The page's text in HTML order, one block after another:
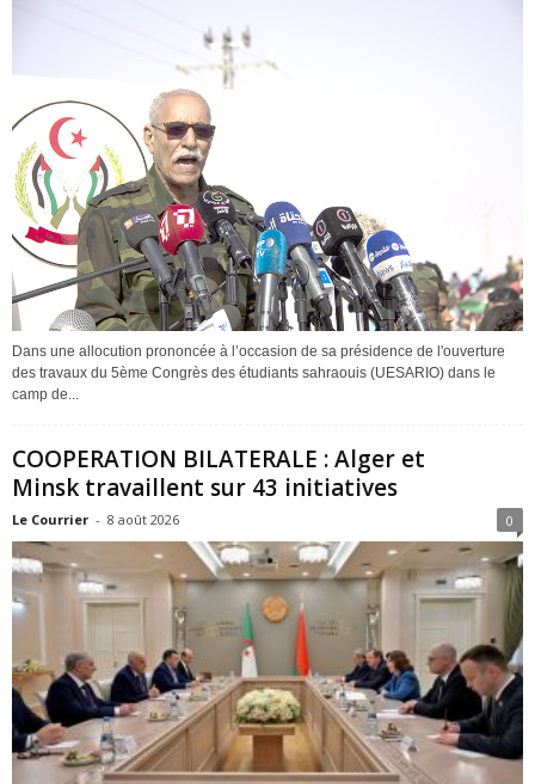
Dans une allocution prononcée à l’occasion de sa présidence de l'ouverture
des travaux du 5ème Congrès des étudiants sahraouis (UESARIO) dans le
camp de...
COOPERATION BILATERALE : Alger et
Minsk travaillent sur 43 initiatives
Le Courrier - 8 août 2026 0